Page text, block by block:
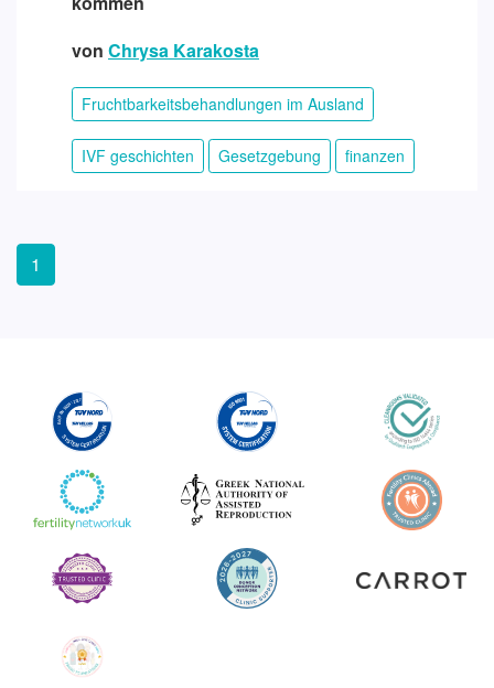
von Chrysa Karakosta
Fruchtbarkeitsbehandlungen im Ausland
IVF geschichten Gesetzgebung finanzen
1